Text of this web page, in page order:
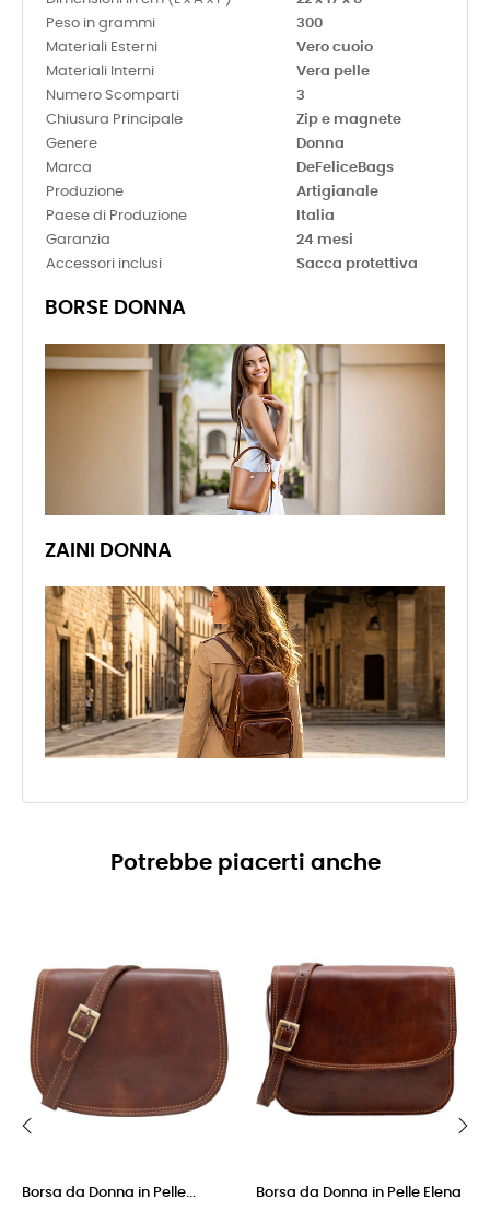
Peso in grammi
300
Materiali Esterni
Vero cuoio
Materiali Interni
Vera pelle
Numero Scomparti
3
Chiusura Principale
Zip e magnete
Genere
Donna
Marca
DeFeliceBags
Produzione
Artigianale
Paese di Produzione
Italia
Garanzia
24 mesi
Accessori inclusi
Sacca protettiva
BORSE DONNA
ZAINI DONNA
Potrebbe piacerti anche
Borsa da Donna in Pelle... Borsa da Donna in Pelle Elena